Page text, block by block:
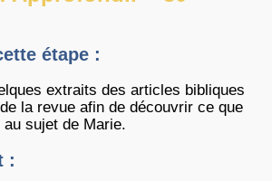
étape :
extraits des articles bibliques
la revue afin de découvrir ce que
au sujet de Marie.
: